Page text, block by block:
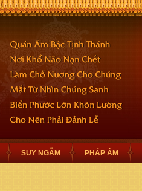
SUY NGẪM PHÁP ÂM